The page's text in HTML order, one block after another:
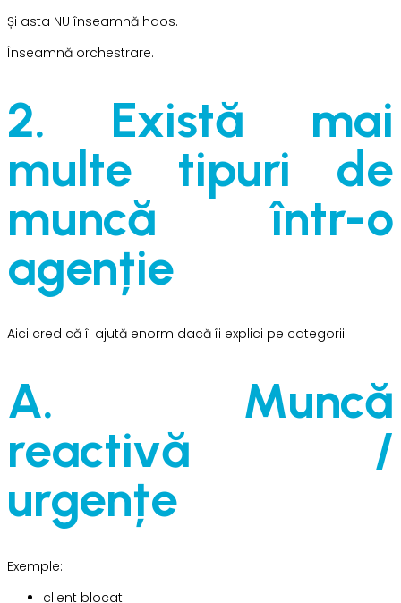
Și asta NU înseamnă haos.
Înseamnă orchestrare.
2. Există mai
multe tipuri de
muncă într-o
agenție
Aici cred că îl ajută enorm dacă îi explici pe categorii.
A. Muncă
reactivă /
urgențe
Exemple:
client blocat